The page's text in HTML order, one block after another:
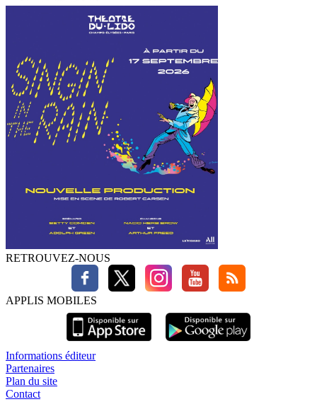
RETROUVEZ-NOUS
APPLIS MOBILES
Informations éditeur
Partenaires
Plan du site
Contact